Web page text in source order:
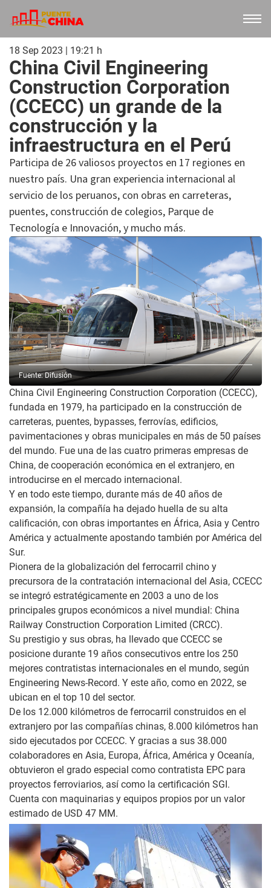
18 Sep 2023 | 19:21 h
China Civil Engineering
Construction Corporation
(CCECC) un grande de la
construcción y la
infraestructura en el Perú
Participa de 26 valiosos proyectos en 17 regiones en
nuestro país. Una gran experiencia internacional al
servicio de los peruanos, con obras en carreteras,
puentes, construcción de colegios, Parque de
Tecnología e Innovación, y mucho más.
Fuente: Difusión
China Civil Engineering Construction Corporation (CCECC),
fundada en 1979, ha participado en la construcción de
carreteras, puentes, bypasses, ferrovías, edificios,
pavimentaciones y obras municipales en más de 50 países
del mundo. Fue una de las cuatro primeras empresas de
China, de cooperación económica en el extranjero, en
introducirse en el mercado internacional.
Y en todo este tiempo, durante más de 40 años de
expansión, la compañía ha dejado huella de su alta
calificación, con obras importantes en África, Asia y Centro
América y actualmente apostando también por América del
Sur.
Pionera de la globalización del ferrocarril chino y
precursora de la contratación internacional del Asia, CCECC
se integró estratégicamente en 2003 a uno de los
principales grupos económicos a nivel mundial: China
Railway Construction Corporation Limited (CRCC).
Su prestigio y sus obras, ha llevado que CCECC se
posicione durante 19 años consecutivos entre los 250
mejores contratistas internacionales en el mundo, según
Engineering News-Record. Y este año, como en 2022, se
ubican en el top 10 del sector.
De los 12.000 kilómetros de ferrocarril construidos en el
extranjero por las compañías chinas, 8.000 kilómetros han
sido ejecutados por CCECC. Y gracias a sus 38.000
colaboradores en Asia, Europa, África, América y Oceanía,
obtuvieron el grado especial como contratista EPC para
proyectos ferroviarios, así como la certificación SGI.
Cuenta con maquinarias y equipos propios por un valor
estimado de USD 47 MM.